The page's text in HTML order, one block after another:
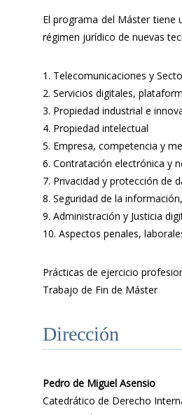
El programa del Máster tiene
régimen jurídico de nuevas
1. Telecomunicaciones y
2. Servicios digitales,
3. Propiedad industrial e
4. Propiedad intelectual
5. Empresa, competencia y
6. Contratación electrónica y
7. Privacidad y protección de
8. Seguridad de la
9. Administración y Justicia
10. Aspectos penales,
Prácticas de ejercicio
Trabajo de Fin de Máster
Dirección
Pedro de Miguel Asensio
Catedrático de Derecho